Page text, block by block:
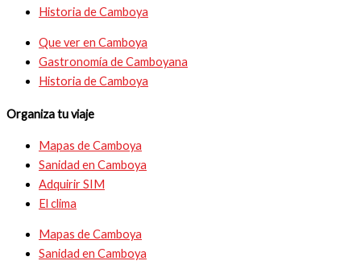
Historia de Camboya
Que ver en Camboya
Gastronomía de Camboyana
Historia de Camboya
Organiza tu viaje
Mapas de Camboya
Sanidad en Camboya
Adquirir SIM
El clima
Mapas de Camboya
Sanidad en Camboya